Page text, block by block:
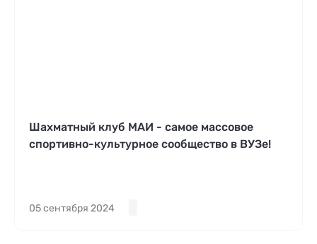
Шахматный клуб МАИ - самое массовое
спортивно-культурное сообщество в ВУЗе!
05 сентября 2024